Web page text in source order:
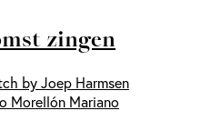
zingen
by Joep Harmsen
Morellón Mariano